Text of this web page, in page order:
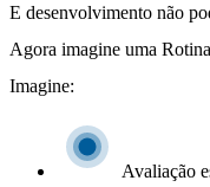
E desenvolvimento não
Agora imagine uma
Imagine:
Avaliação